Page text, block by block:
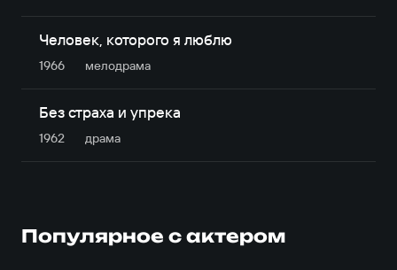
Человек, которого я люблю
1966 мелодрама
Без страха и упрека
1962 драма
Популярное с актером